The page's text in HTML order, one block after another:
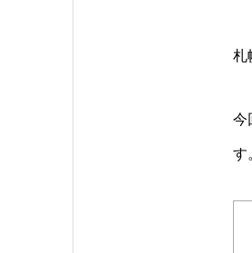
札
今
す